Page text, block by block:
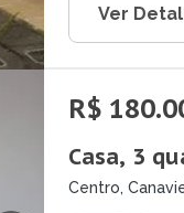
Ver
R$
Casa, 3
Centro,